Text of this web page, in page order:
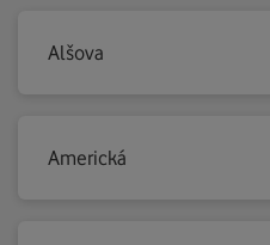
Alšova
Americká